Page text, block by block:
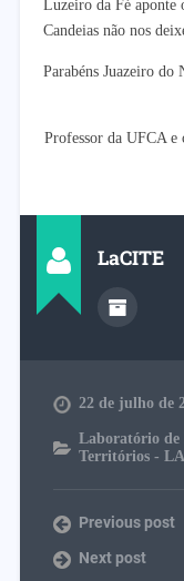
Luzeiro da Fé aponte
Candeias não nos
Parabéns Juazeiro do
Professor da UFCA
LaCITE
22 de julho de
Laboratório de
Territórios -
Previous post
Next post